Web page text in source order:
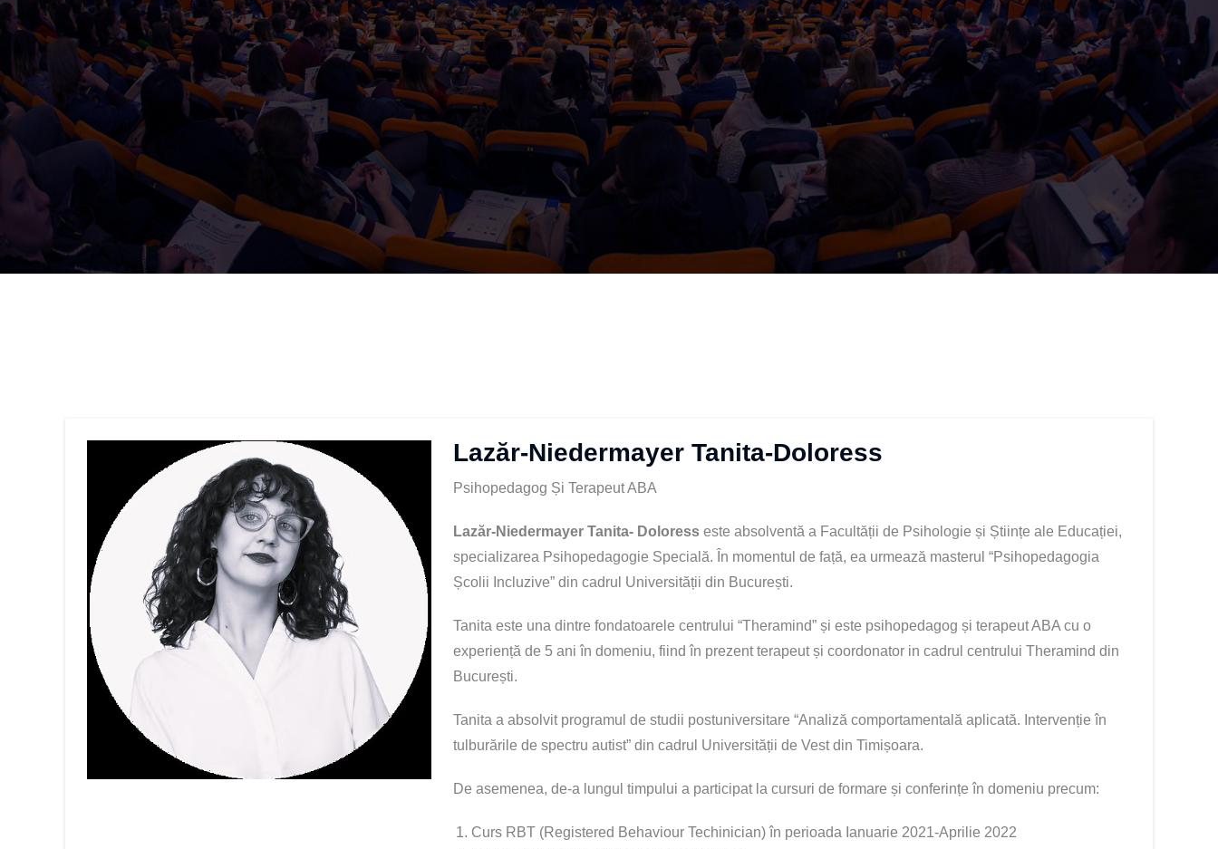
Lazăr-Niedermayer Tanita-Doloress
Psihopedagog Și Terapeut ABA
Lazăr-Niedermayer Tanita- Doloresseste absolventă a Facultății de Psihologie și Științe ale Educației,
specializarea Psihopedagogie Specială. În momentul de față, ea urmează masterul “Psihopedagogia
Școlii Incluzive” din cadrul Universității din București.
Tanita este una dintre fondatoarele centrului “Theramind” și este psihopedagog și terapeut ABA cu o
experiență de 5 ani în domeniu, fiind în prezent terapeut și coordonator in cadrul centrului Theramind din
București.
Tanita a absolvit programul de studii postuniversitare “Analiză comportamentală aplicată. Intervenție în
tulburările de spectru autist” din cadrul Universității de Vest din Timișoara.
De asemenea, de-a lungul timpului a participat la cursuri de formare și conferințe în domeniu precum:
Curs RBT (Registered Behaviour Techinician) în perioada Ianuarie 2021-Aprilie 2022